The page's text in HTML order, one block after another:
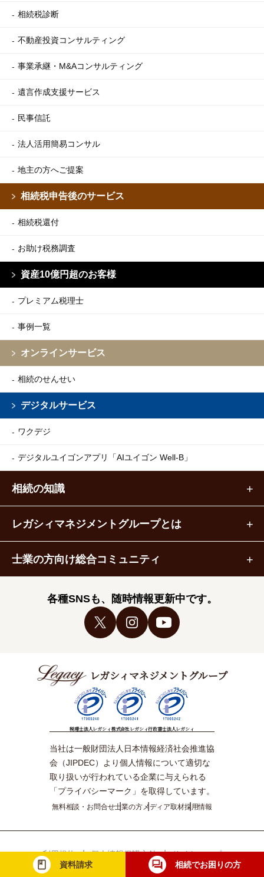
資料請求 相続でお困りの方
相続税診断
不動産投資コンサルティング
事業承継・M&Aコンサルティング
遺言作成支援サービス
民事信託
法人活用簡易コンサル
地主の方へご提案
相続税申告後のサービス
相続税還付
お助け税務調査
資産10億円超のお客様
プレミアム税理士
事例一覧
オンラインサービス
相続のせんせい
デジタルサービス
ワクデジ
デジタルユイゴンアプリ 「AIユイゴン Well-B」
相続の知識
レガシィマネジメントグループとは
士業の方向け総合コミュニティ
各種SNSも、随時情報更新中です。
レガシィマネジメントグループ
税理士法人レガシィ株式会社レガシィ行政書士法人レガシィ
当社は一般財団法人日本情報経済社会推進協
会（JIPDEC）より個人情報について適切な
取り扱いが行われている企業に与えられる
「プライバシーマーク」を取得しています。
無料相談・お問合せ士業の方メディア取材採用情報
© Legacy Management Group. All Rights Reserved.
利用規約 個人情報保護方針 サイトマップ